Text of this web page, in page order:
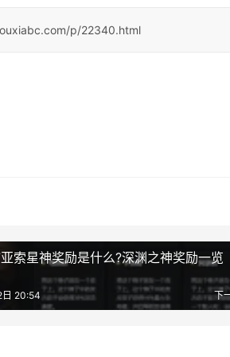
p/22340.html
索星神奖励是什么?深渊之神奖励一览
下
20:54